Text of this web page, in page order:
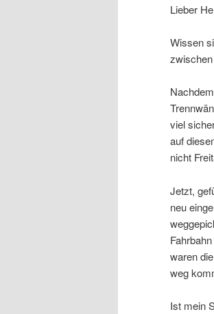
Lieber
Wissen
viel
auf
nicht
Jetzt,
neu
waren
weg
Ist mein